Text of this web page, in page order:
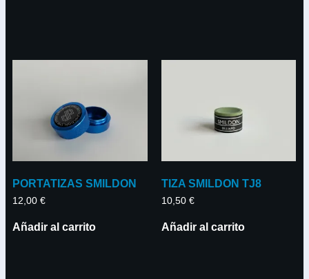
PORTATIZAS SMILDON
12,00 €
Añadir al carrito
TIZA SMILDON TJ8
10,50 €
Añadir al carrito